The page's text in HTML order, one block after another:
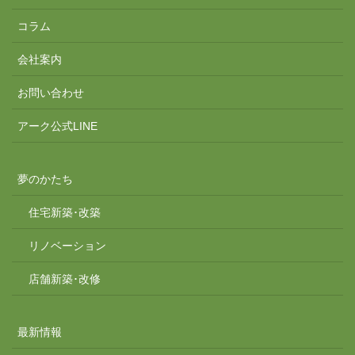
コラム
会社案内
お問い合わせ
アーク公式LINE
夢のかたち
住宅新築･改築
リノベーション
店舗新築･改修
最新情報